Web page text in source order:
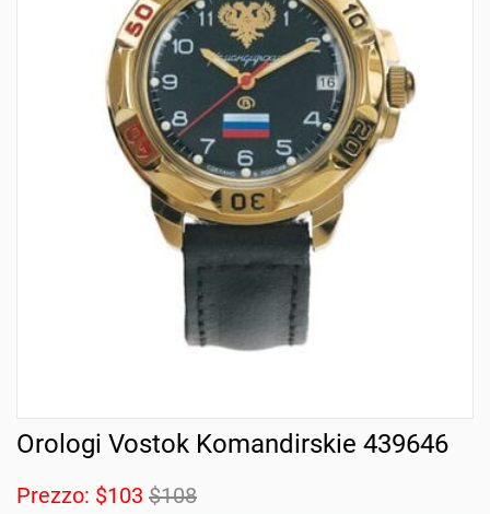
Orologi Vostok Komandirskie 439646
Prezzo: $103 $108